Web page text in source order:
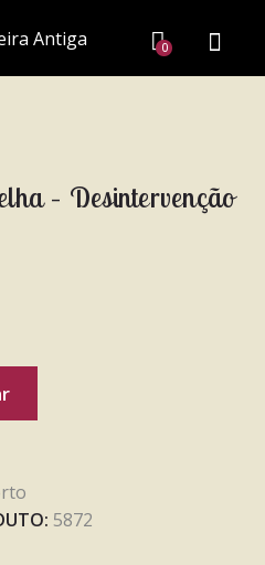
0
– Desintervenção
5872